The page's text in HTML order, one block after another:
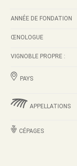
ANNÉE DE FONDATION
ŒNOLOGUE
VIGNOBLE PROPRE :
PAYS
APPELLATIONS
CÉPAGES